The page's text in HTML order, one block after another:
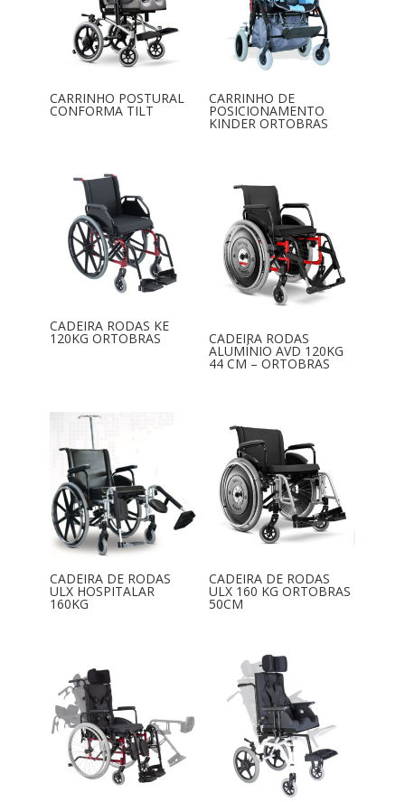
CARRINHO POSTURAL
CONFORMA TILT
CARRINHO DE
POSICIONAMENTO
KINDER ORTOBRAS
CADEIRA RODAS KE
120KG ORTOBRAS CADEIRA RODAS
ALUMÍNIO AVD 120KG
44 CM – ORTOBRAS
CADEIRA DE RODAS
ULX HOSPITALAR
160KG
CADEIRA DE RODAS
ULX 160 KG ORTOBRAS
50CM